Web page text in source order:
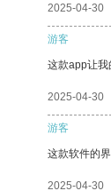
2025-04-30
游客
这款app让我
2025-04-30
游客
这款软件的
2025-04-30